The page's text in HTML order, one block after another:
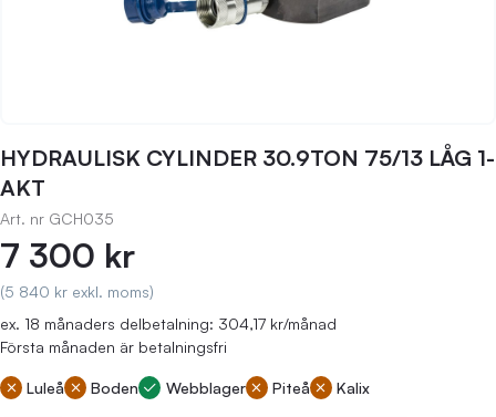
HYDRAULISK CYLINDER 30.9TON 75/13 LÅG 1-
AKT
Art. nr GCH035
7 300 kr
(5 840 kr exkl. moms)
ex. 18 månaders delbetalning: 304,17 kr/månad
Första månaden är betalningsfri
Luleå Boden Webblager Piteå Kalix